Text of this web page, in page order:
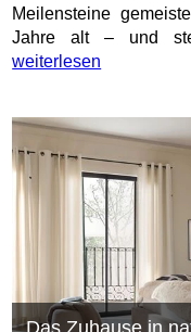
Meilensteine
Jahre alt – und
weiterlesen
Das Zuhause in